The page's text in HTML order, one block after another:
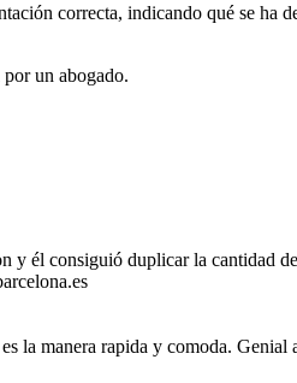
correcta, indicando qué se ha
un abogado.
y él consiguió duplicar la cantidad
la manera rapida y comoda. Genial